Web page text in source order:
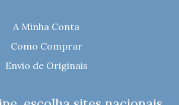
A Minha Conta
Como Comprar
Envio de Originais